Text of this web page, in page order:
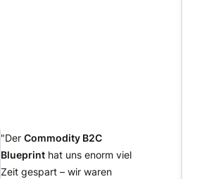
"DerCommodity B2C
Blueprint hat uns enorm viel
Zeit gespart – wir waren